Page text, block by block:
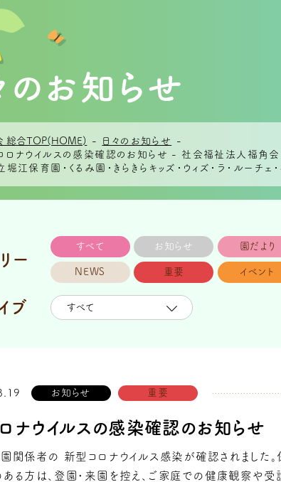
のお知らせ
総合TOP(HOME) - 日々のお知らせ
-
ロナウイルスの感染確認のお知らせ - 社会福祉法人福角
堀江保育園・くるみ園・きらきらキッズ・ウィズ・ラ・ルー
ー
すべて お知らせ 園だより
NEWS 重要 イベント
ブ
お知らせ 重要
ナウイルスの感染確認のお知らせ
関係者の 新型コロナウイルス感染が確認されました
る方は、登園・来園を控え、ご家庭での健康観察や受